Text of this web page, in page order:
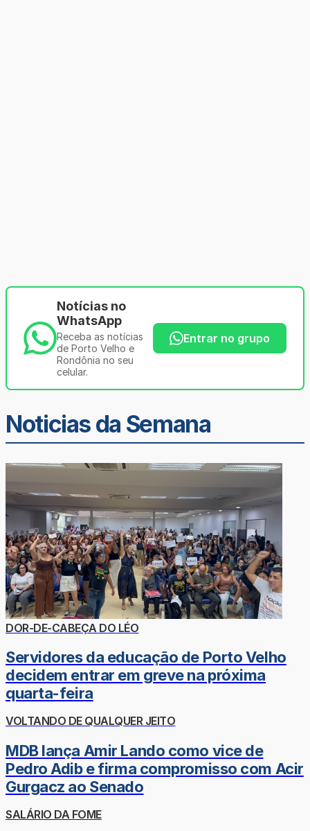
Notícias no
WhatsApp
Receba as notícias
de Porto Velho e
Rondônia no seu
celular.
Entrar no grupo
Noticias da Semana
DOR-DE-CABEÇA DO LÉO
Servidores da educação de Porto Velho
decidem entrar em greve na próxima
quarta-feira
VOLTANDO DE QUALQUER JEITO
MDB lança Amir Lando como vice de
Pedro Adib e firma compromisso com Acir
Gurgacz ao Senado
SALÁRIO DA FOME